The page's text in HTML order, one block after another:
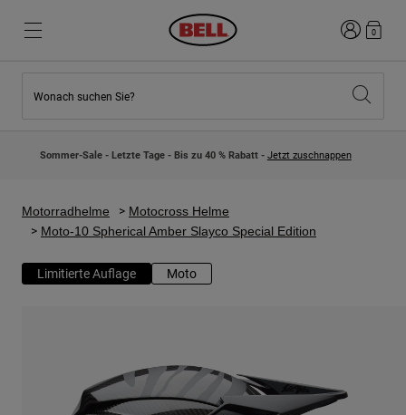
Neuzugänge
Kinder Motocrosshelme
Lifestyle
Entdecken Moto
Motocross
Neuzugänge
Lifestyle
Entdecke Bike
Road & Gravel
Anmelden
0
Wonach suchen Sie?
Sommer-Sale - Letzte Tage - Bis zu 40 % Rabatt - Jetzt zuschnappen
Motorradhelme
Motocross Helme
Moto-10 Spherical Amber Slayco Special Edition
Limitierte Auflage Moto